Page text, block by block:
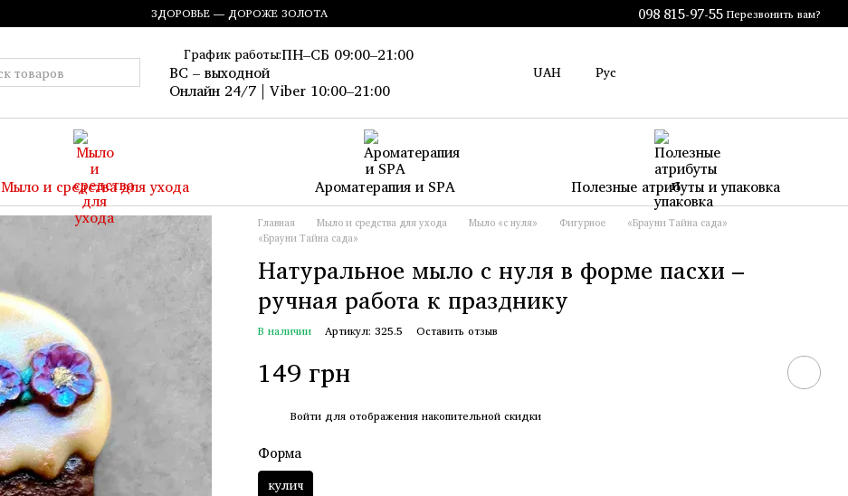
ЗДОРОВЬЕ — ДОРОЖЕ ЗОЛОТА 098 815-97-55 Перезвонить вам?
График работы:ПН–СБ 09:00–21:00
ВС – выходной
Онлайн 24/7 | Viber 10:00–21:00
UAH Рус
Мыло и средства для ухода Ароматерапия и SPA Полезные атрибуты и упаковка
Главная Мыло и средства для ухода Мыло «с нуля» Фигурное
«Брауни Тайна сада»
«Брауни Тайна сада»
Натуральное мыло с нуля в форме пасхи –
ручная работа к празднику
В наличии Артикул: 325.5 Оставить отзыв
149 грн
Войти для отображения накопительной скидки
Форма
кулич